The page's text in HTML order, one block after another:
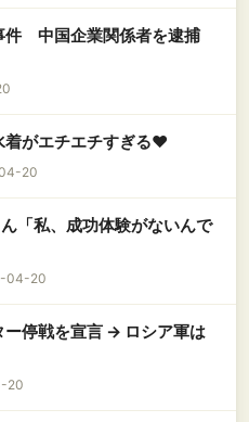
件 中国企業関係者を逮捕
着がエチエチすぎる❤
20
「私、成功体験がないんで
04-20
停戦を宣言 → ロシア軍は
20